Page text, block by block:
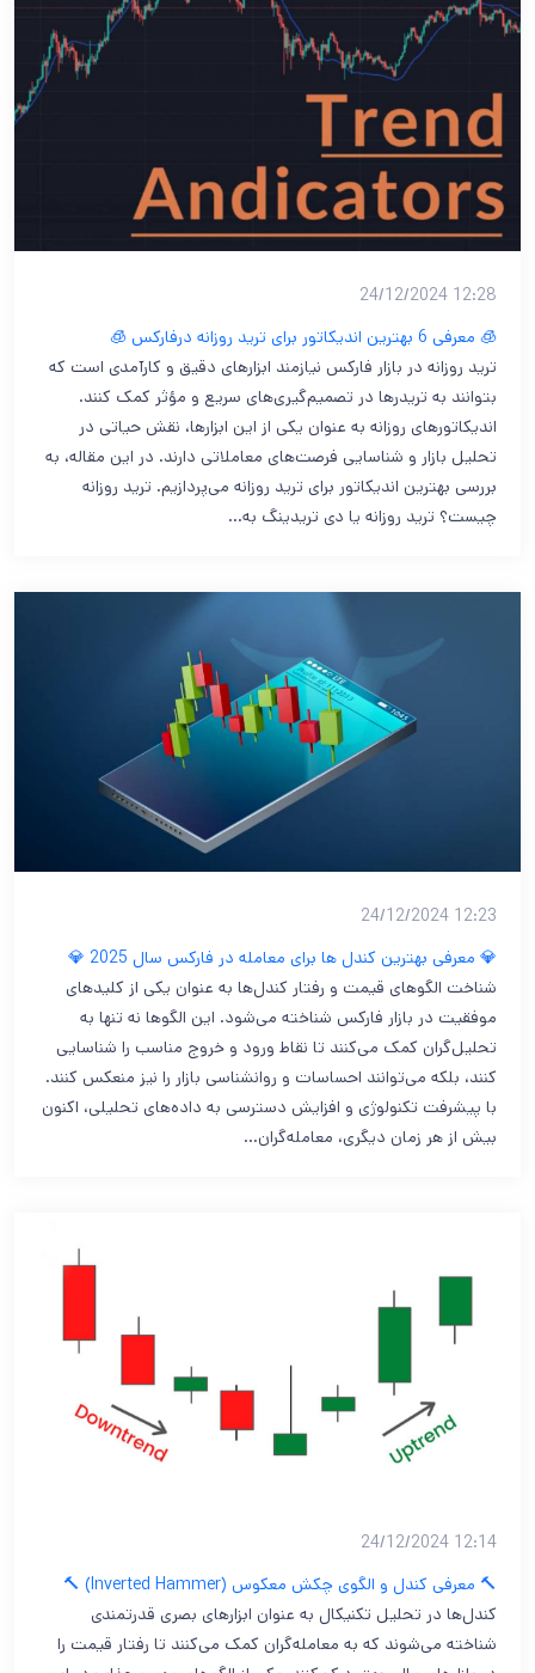
12:28 24/12/2024
🧊 معرفی 6 بهترین اندیکاتور برای ترید روزانه درفارکس 🧊
ترید روزانه در بازار فارکس نیازمند ابزارهای دقیق و کارآمدی است که
بتوانند به تریدرها در تصمیم‌گیری‌های سریع و مؤثر کمک کنند.
اندیکاتورهای روزانه به عنوان یکی از این ابزارها، نقش حیاتی در
تحلیل بازار و شناسایی فرصت‌های معاملاتی دارند. در این مقاله، به
بررسی بهترین اندیکاتور برای ترید روزانه می‌پردازیم. ترید روزانه
چیست؟ ترید روزانه یا دی تریدینگ به…
12:23 24/12/2024
💎 معرفی بهترین کندل ها برای معامله در فارکس سال 2025 💎
شناخت الگوهای قیمت و رفتار کندل‌ها به عنوان یکی از کلیدهای
موفقیت در بازار فارکس شناخته می‌شود. این الگوها نه تنها به
تحلیل‌گران کمک می‌کنند تا نقاط ورود و خروج مناسب را شناسایی
کنند، بلکه می‌توانند احساسات و روانشناسی بازار را نیز منعکس کنند.
با پیشرفت تکنولوژی و افزایش دسترسی به داده‌های تحلیلی، اکنون
بیش از هر زمان دیگری، معامله‌گران…
12:14 24/12/2024
🔨 معرفی کندل و الگوی چکش معکوس (Inverted Hammer) 🔨
کندل‌ها در تحلیل تکنیکال به عنوان ابزارهای بصری قدرتمندی
شناخته می‌شوند که به معامله‌گران کمک می‌کنند تا رفتار قیمت را